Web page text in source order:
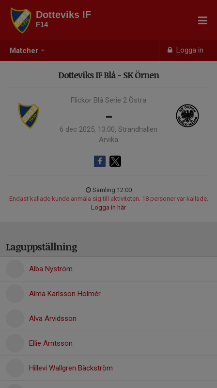
Matcher Logga in
Dotteviks IF
F14
Dotteviks IF Blå - SK Örnen
Flickor Blå Serie 2 Östra
-
6 dec 2025, 13:00, Strandhallen
Arvika
Samling 12:00
Endast kallade kunde anmäla sig till aktiviteten. 18 personer var kallade.
Logga in här
Laguppställning
Alba Nyström
Alma Karlsson Holmér
Alva Arvidsson
Ellie Arntsson
Hillevi Wallgren Bäckström